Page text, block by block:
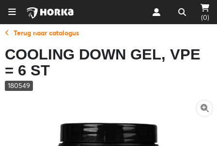
(0)
Terug naar catalogus
COOLING DOWN GEL, VPE
= 6 ST
180549